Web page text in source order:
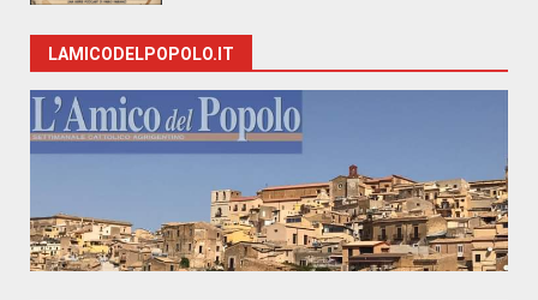
LAMICODELPOPOLO.IT